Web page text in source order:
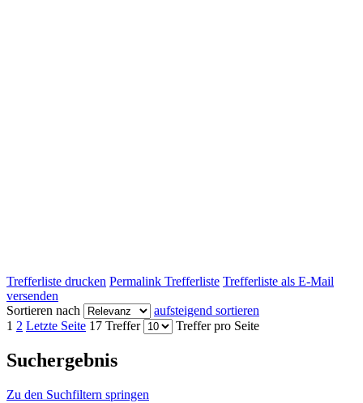
Trefferliste drucken Permalink Trefferliste Trefferliste als E-Mail
versenden
Sortieren nach
aufsteigend sortieren
1 2 Letzte Seite 17 Treffer Treffer pro Seite
Suchergebnis
Zu den Suchfiltern springen